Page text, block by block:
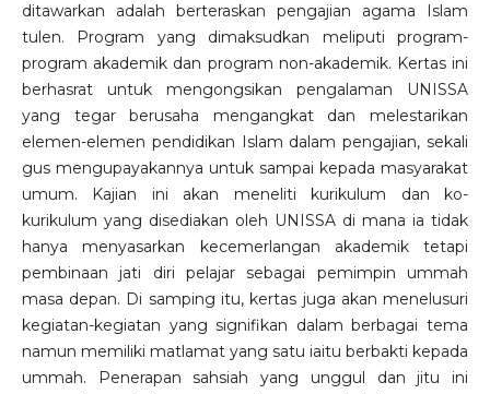
ditawarkan adalah berteraskan pengajian agama Islam
tulen. Program yang dimaksudkan meliputi program-
program akademik dan program non-akademik. Kertas ini
berhasrat untuk mengongsikan pengalaman UNISSA
yang tegar berusaha mengangkat dan melestarikan
elemen-elemen pendidikan Islam dalam pengajian, sekali
gus mengupayakannya untuk sampai kepada masyarakat
umum. Kajian ini akan meneliti kurikulum dan ko-
kurikulum yang disediakan oleh UNISSA di mana ia tidak
hanya menyasarkan kecemerlangan akademik tetapi
pembinaan jati diri pelajar sebagai pemimpin ummah
masa depan. Di samping itu, kertas juga akan menelusuri
kegiatan-kegiatan yang signifikan dalam berbagai tema
namun memiliki matlamat yang satu iaitu berbakti kepada
ummah. Penerapan sahsiah yang unggul dan jitu ini